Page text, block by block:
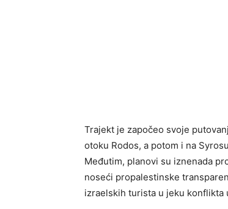
Trajekt je započeo svoje
otoku Rodos, a potom i na
Međutim, planovi su iznenada
noseći propalestinske
izraelskih turista u jeku konflikta